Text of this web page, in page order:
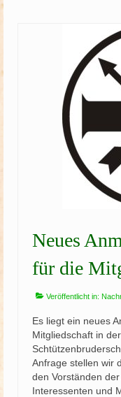
Neues
für die
Veröffentlicht in:
Es liegt ein neues
Mitgliedschaft in
Anfrage stellen wir
den Vorständen
Interessenten und